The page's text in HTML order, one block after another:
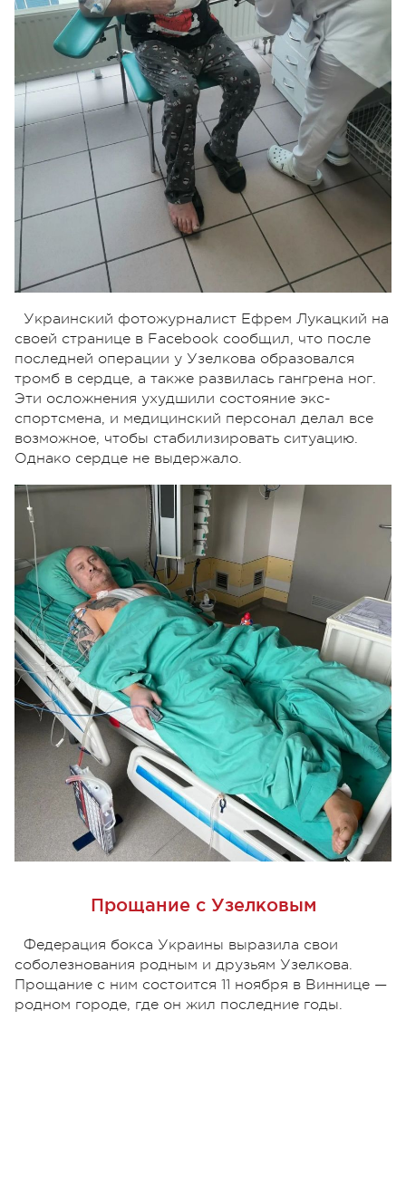
Украинский фотожурналист Ефрем Лукацкий на
своей странице в Facebook сообщил, что после
последней операции у Узелкова образовался
тромб в сердце, а также развилась гангрена ног.
Эти осложнения ухудшили состояние экс-
спортсмена, и медицинский персонал делал все
возможное, чтобы стабилизировать ситуацию.
Однако сердце не выдержало.
Прощание с Узелковым
Федерация бокса Украины выразила свои
соболезнования родным и друзьям Узелкова.
Прощание с ним состоится 11 ноября в Виннице —
родном городе, где он жил последние годы.